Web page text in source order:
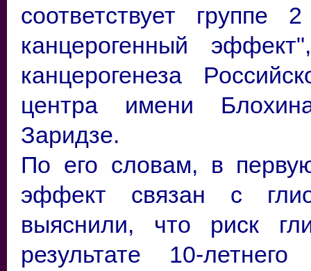
соответствует
канцерогенный
канцерогенеза
центра имени
Заридзе.
По его словам, в
эффект связан с
выяснили, что риск
результате 10-